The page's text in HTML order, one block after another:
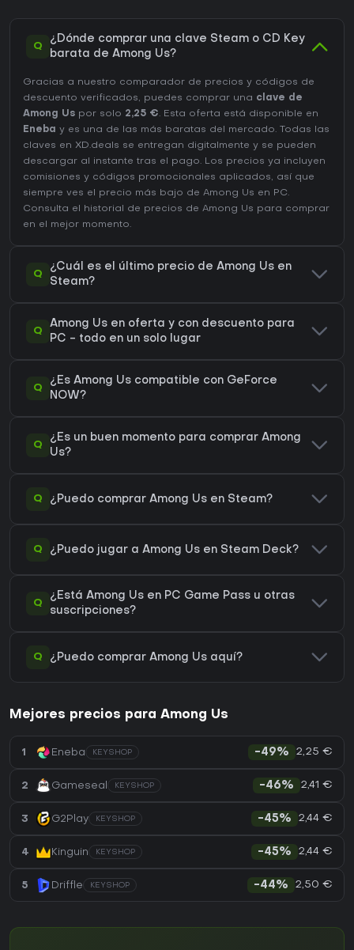
Q
¿Dónde comprar una clave Steam o CD Key
barata de Among Us?
Gracias a nuestro comparador de precios y códigos de
descuento verificados, puedes comprar una clave de
Among Us por solo 2,25 €. Esta oferta está disponible en
Eneba y es una de las más baratas del mercado. Todas las
claves en XD.deals se entregan digitalmente y se pueden
descargar al instante tras el pago. Los precios ya incluyen
comisiones y códigos promocionales aplicados, así que
siempre ves el precio más bajo de Among Us en PC.
Consulta el
historial de precios de Among Us para comprar
en el mejor momento.
Q
¿Cuál es el último precio de Among Us en
Steam?
Q
Among Us en oferta y con descuento para
PC - todo en un solo lugar
Q
¿Es Among Us compatible con GeForce
NOW?
Q
¿Es un buen momento para comprar Among
Us?
Q ¿Puedo comprar Among Us en Steam?
Q ¿Puedo jugar a Among Us en Steam Deck?
Q
¿Está Among Us en PC Game Pass u otras
suscripciones?
Q ¿Puedo comprar Among Us aquí?
Mejores precios para Among Us
1 Eneba KEYSHOP -49% 2,25 €
2 Gameseal KEYSHOP -46% 2,41 €
3 G2Play KEYSHOP -45% 2,44 €
4 Kinguin KEYSHOP -45% 2,44 €
5 Driffle KEYSHOP -44% 2,50 €